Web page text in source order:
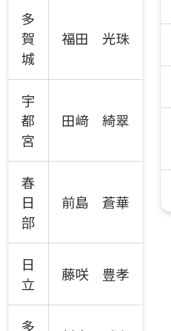
多
賀
城
福田 光珠
宇
都
宮
田﨑 綺翠
春
日
部
前島 蒼華
日
立
藤咲 豊孝
多